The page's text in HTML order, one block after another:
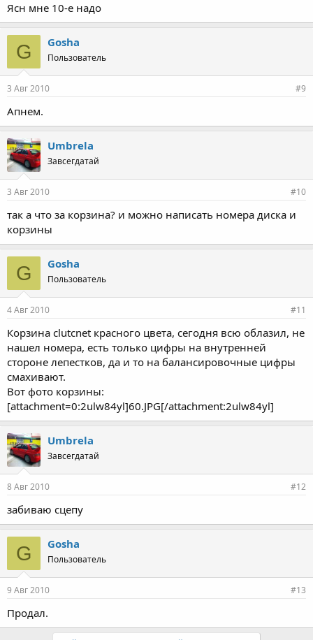
Ясн мне 10-е надо
G Gosha
Пользователь
3 Авг 2010 #9
Апнем.
Umbrela
Завсегдатай
3 Авг 2010 #10
так а что за корзина? и можно написать номера диска и
корзины
G Gosha
Пользователь
4 Авг 2010 #11
Корзина clutcnet красного цвета, сегодня всю облазил, не
нашел номера, есть только цифры на внутренней
стороне лепестков, да и то на балансировочные цифры
смахивают.
Вот фото корзины:
[attachment=0:2ulw84yl]60.JPG[/attachment:2ulw84yl]
Umbrela
Завсегдатай
8 Авг 2010 #12
забиваю сцепу
G Gosha
Пользователь
9 Авг 2010 #13
Продал.